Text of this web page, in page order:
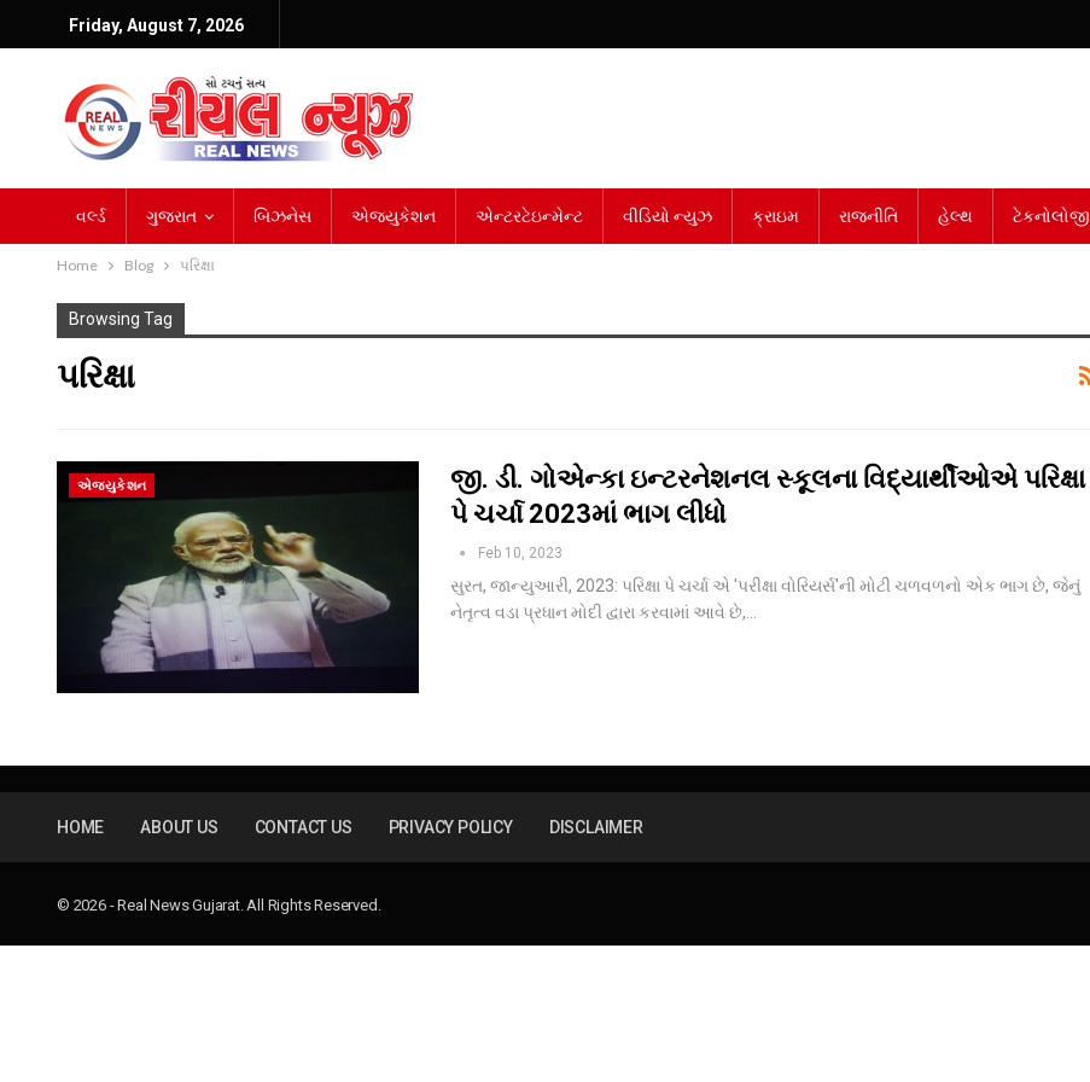
Friday, August 7, 2026
વર્લ્ડ ગુજરાત બિઝનેસ એજ્યુકેશન એન્ટરટેઇન્મેન્ટ વીડિયો ન્યુઝ ક્રાઇમ રાજનીતિ હેલ્થ ટેકનોલોજી
Home Blog પરિક્ષા
Browsing Tag
પરિક્ષા
એજ્યુકેશન
જી. ડી. ગોએન્કા ઇન્ટરનેશનલ સ્કૂલના વિદ્યાર્થીઓએ પરિક્ષા
પે ચર્ચા 2023માં ભાગ લીધો
Feb 10, 2023
સુરત, જાન્યુઆરી, 2023: પરિક્ષા પે ચર્ચા એ 'પરીક્ષા વોરિયર્સ'ની મોટી ચળવળનો એક ભાગ છે, જેનું
નેતૃત્વ વડા પ્રધાન મોદી દ્વારા કરવામાં આવે છે,…
HOME ABOUT US CONTACT US PRIVACY POLICY DISCLAIMER
© 2026 - Real News Gujarat. All Rights Reserved.